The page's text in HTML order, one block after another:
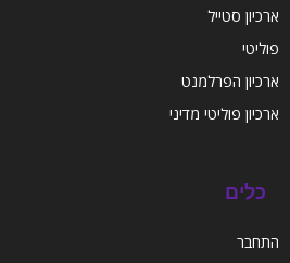
ארכיון סטייל
פוליטי
ארכיון הפרלמנט
ארכיון פוליטי מדיני
כלים
התחבר